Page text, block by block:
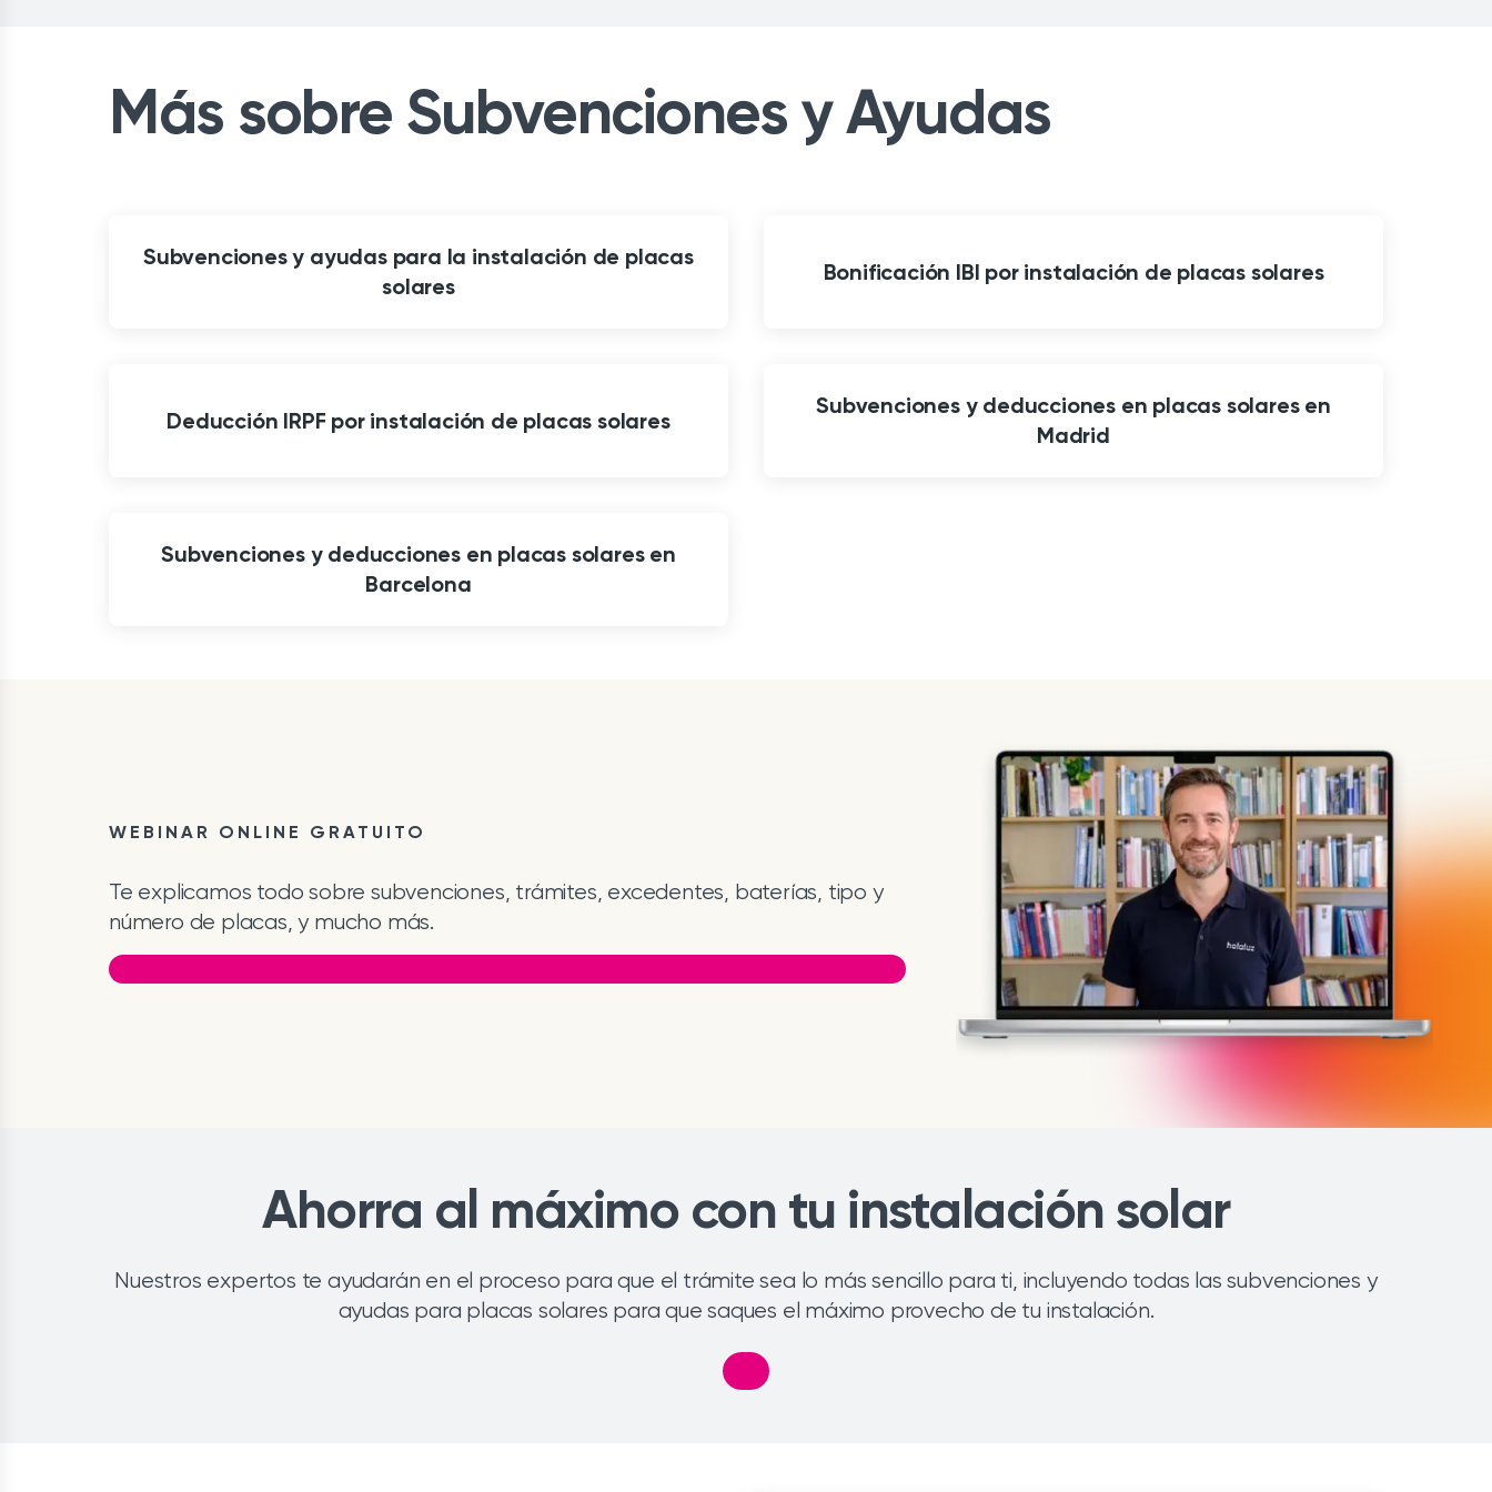
Más sobre Subvenciones y Ayudas
Subvenciones y ayudas para la instalación de placas
solares
Bonificación IBI por instalación de placas solares
Deducción IRPF por instalación de placas solares
Subvenciones y deducciones en placas solares en
Madrid
Subvenciones y deducciones en placas solares en
Barcelona
WEBINAR ONLINE GRATUITO
Te explicamos todo sobre subvenciones, trámites, excedentes, baterías, tipo y
número de placas, y mucho más.
Ahorra al máximo con tu instalación solar
Nuestros expertos te ayudarán en el proceso para que el trámite sea lo más sencillo para ti, incluyendo todas las subvenciones y
ayudas para placas solares para que saques el máximo provecho de tu instalación.